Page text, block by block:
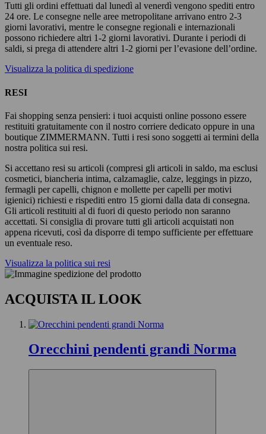
Tutti gli ordini effettuati dal lunedì al venerdì vengono spediti entro
24 ore. Le consegne nelle aree metropolitane arrivano entro 2-3
giorni lavorativi, mentre le consegne regionali e internazionali
possono richiedere altri 1-2 giorni lavorativi. Durante i periodi di
saldi, si prega di attendere altri 1-2 giorni per l’evasione dell’ordine.
Visualizza la politica di spedizione
RESI
Fai shopping senza pensieri: i tuoi acquisti online possono essere
restituiti gratuitamente con il nostro corriere dedicato oppure in una
boutique ZIMMERMANN. Tutti i resi sono soggetti ai termini della
nostra politica sui resi.
Si accettano resi su articoli (compresi gli articoli in saldo, ma esclusi
cosmetici, biancheria intima, calzamaglie, calze, leggings in pizzo,
fermagli per capelli, chignon e mollette per capelli per motivi
igienici) richiesti e rispediti entro 15 giorni dalla data di consegna.
Gli articoli restituiti al di fuori di questo periodo non saranno
accettati. Si consiglia di provare tutti gli articoli acquistati non
appena ricevuti, così da disporre di tempo sufficiente per effettuare
un eventuale reso.
Visualizza la politica sui resi
ACQUISTA IL LOOK
Orecchini pendenti grandi Norma